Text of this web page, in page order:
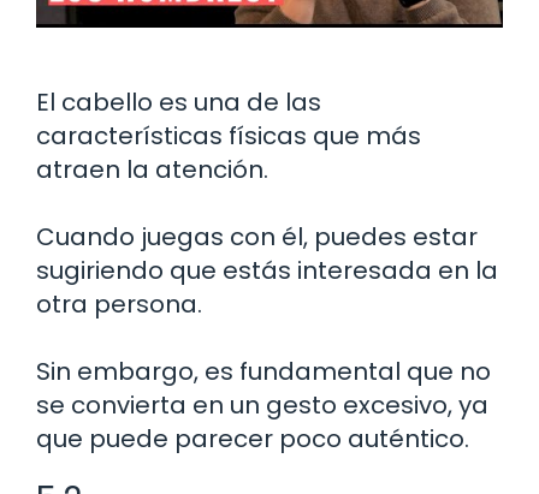
El cabello es una de las
características físicas que más
atraen la atención.
Cuando juegas con él, puedes estar
sugiriendo que estás interesada en la
otra persona.
Sin embargo, es fundamental que no
se convierta en un gesto excesivo, ya
que puede parecer poco auténtico.